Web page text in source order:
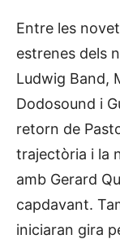
Entre les
estrenes dels
Ludwig Band,
Dodosound i
retorn de
trajectòria i la
amb Gerard
capdavant.
iniciaran gira